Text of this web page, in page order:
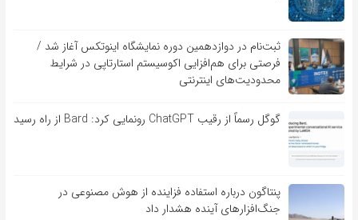
ثبت‌نام در دوازدهمین دوره نمایشگاه اینوتکس آغاز شد /
فرصتی برای هم‌افزایی اکوسیستم استارتاپی در شرایط
محدودیت‌های اینترنتی
گوگل رسماً از رقیب ChatGPT رونمایی کرد: Bard از راه رسید
پنتاگون درباره استفاده فزاینده از هوش مصنوعی در
جنگ‌افزارهای آینده هشدار داد